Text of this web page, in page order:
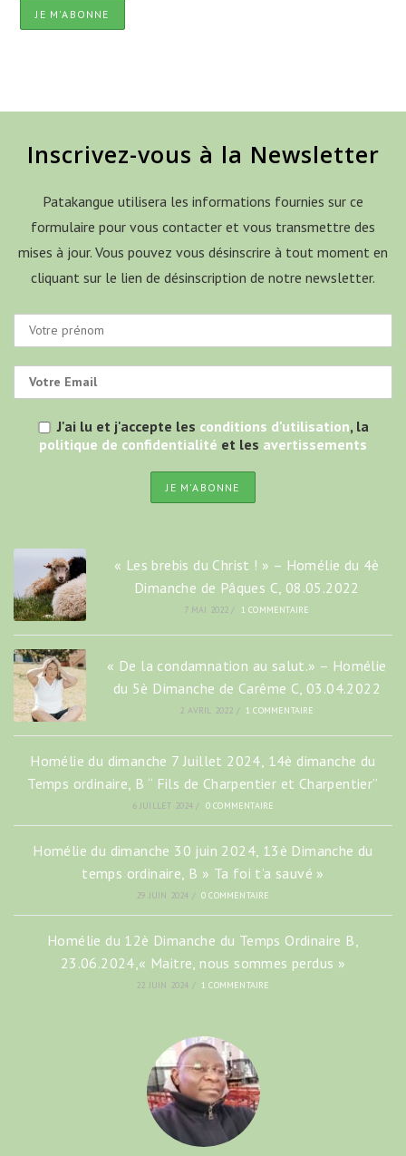
Inscrivez-vous à la Newsletter
Patakangue utilisera les informations fournies sur ce
formulaire pour vous contacter et vous transmettre des
mises à jour. Vous pouvez vous désinscrire à tout moment en
cliquant sur le lien de désinscription de notre newsletter.
J'ai lu et j'accepte les conditions d'utilisation, la
politique de confidentialité et les avertissements
« Les brebis du Christ ! » – Homélie du 4è
Dimanche de Pâques C, 08.05.2022
7 MAI 2022 / 1 COMMENTAIRE
« De la condamnation au salut.» – Homélie
du 5è Dimanche de Carême C, 03.04.2022
2 AVRIL 2022 / 1 COMMENTAIRE
Homélie du dimanche 7 Juillet 2024, 14è dimanche du
Temps ordinaire, B “ Fils de Charpentier et Charpentier”
6 JUILLET 2024 / 0 COMMENTAIRE
Homélie du dimanche 30 juin 2024, 13è Dimanche du
temps ordinaire, B » Ta foi t’a sauvé »
29 JUIN 2024 / 0 COMMENTAIRE
Homélie du 12è Dimanche du Temps Ordinaire B,
23.06.2024,« Maitre, nous sommes perdus »
22 JUIN 2024 / 1 COMMENTAIRE